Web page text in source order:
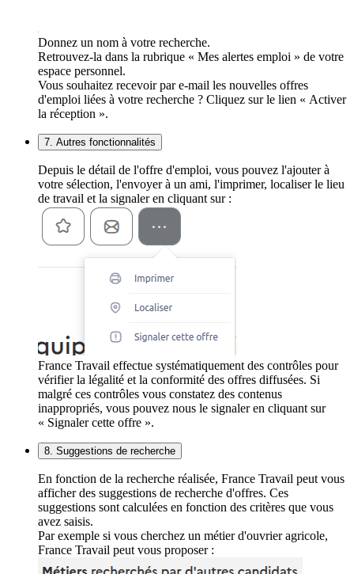
Donnez un nom à votre recherche.
Retrouvez-la dans la rubrique « Mes alertes emploi » de votre
espace personnel.
Vous souhaitez recevoir par e-mail les nouvelles offres
d'emploi liées à votre recherche ? Cliquez sur le lien « Activer
la réception ».
7. Autres fonctionnalités
Depuis le détail de l'offre d'emploi, vous pouvez l'ajouter à
votre sélection, l'envoyer à un ami, l'imprimer, localiser le lieu
de travail et la signaler en cliquant sur :
France Travail effectue systématiquement des contrôles pour
vérifier la légalité et la conformité des offres diffusées. Si
malgré ces contrôles vous constatez des contenus
inappropriés, vous pouvez nous le signaler en cliquant sur
« Signaler cette offre ».
8. Suggestions de recherche
En fonction de la recherche réalisée, France Travail peut vous
afficher des suggestions de recherche d'offres. Ces
suggestions sont calculées en fonction des critères que vous
avez saisis.
Par exemple si vous cherchez un métier d'ouvrier agricole,
France Travail peut vous proposer :